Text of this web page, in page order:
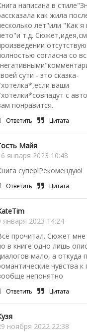
написана в
как жила
лет"или "Как я
т.д.
согласна со
сути - это сказка-
ваши
с
понравится.
Ответить Цитата
Майя
января 2023 10:48
супер!Рекомендую!
Ответить Цитата
января 2023 14:24
прочитал. Сюжет мне
в книге одно лишь
мало, а откуда
чувства к
непонятно
Ответить Цитата
ноября 2022 22:38